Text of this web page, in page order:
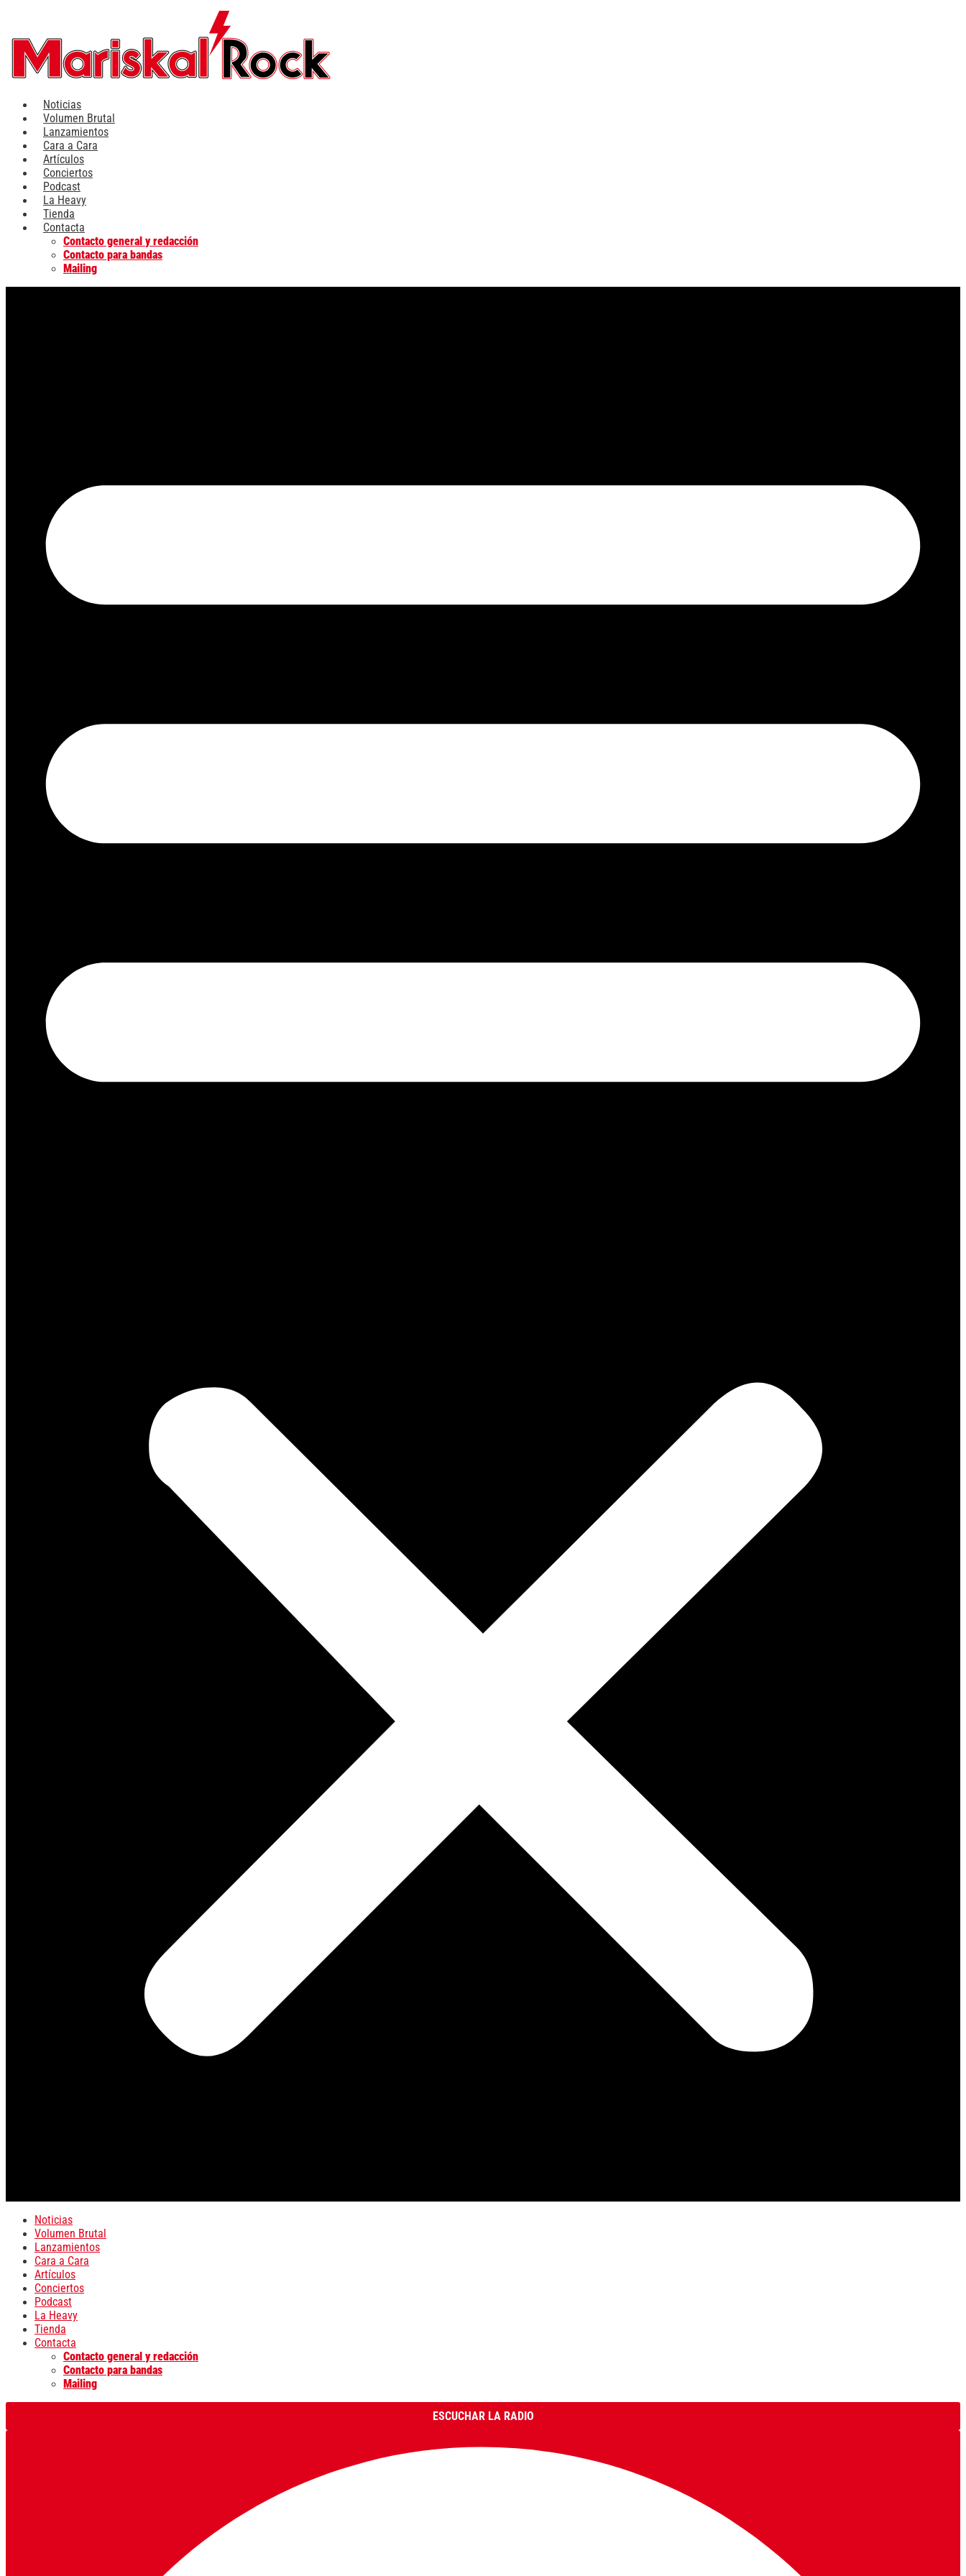
contenido
Noticias
Volumen Brutal
Lanzamientos
Cara a Cara
Artículos
Conciertos
Podcast
La Heavy
Tienda
Contacta
Contacto general y redacción
Contacto para bandas
Mailing
Noticias
Volumen Brutal
Lanzamientos
Cara a Cara
Artículos
Conciertos
Podcast
La Heavy
Tienda
Contacta
Contacto general y redacción
Contacto para bandas
Mailing
ESCUCHAR LA RADIO